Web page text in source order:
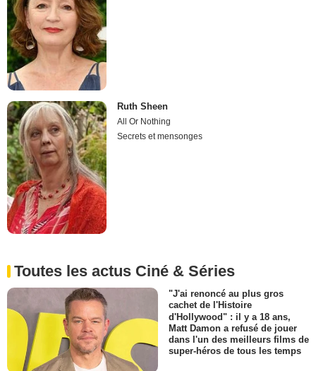
Ruth Sheen
All Or Nothing
Secrets et mensonges
Toutes les actus Ciné & Séries
"J'ai renoncé au plus gros
cachet de l'Histoire
d'Hollywood" : il y a 18 ans,
Matt Damon a refusé de jouer
dans l'un des meilleurs films de
super-héros de tous les temps